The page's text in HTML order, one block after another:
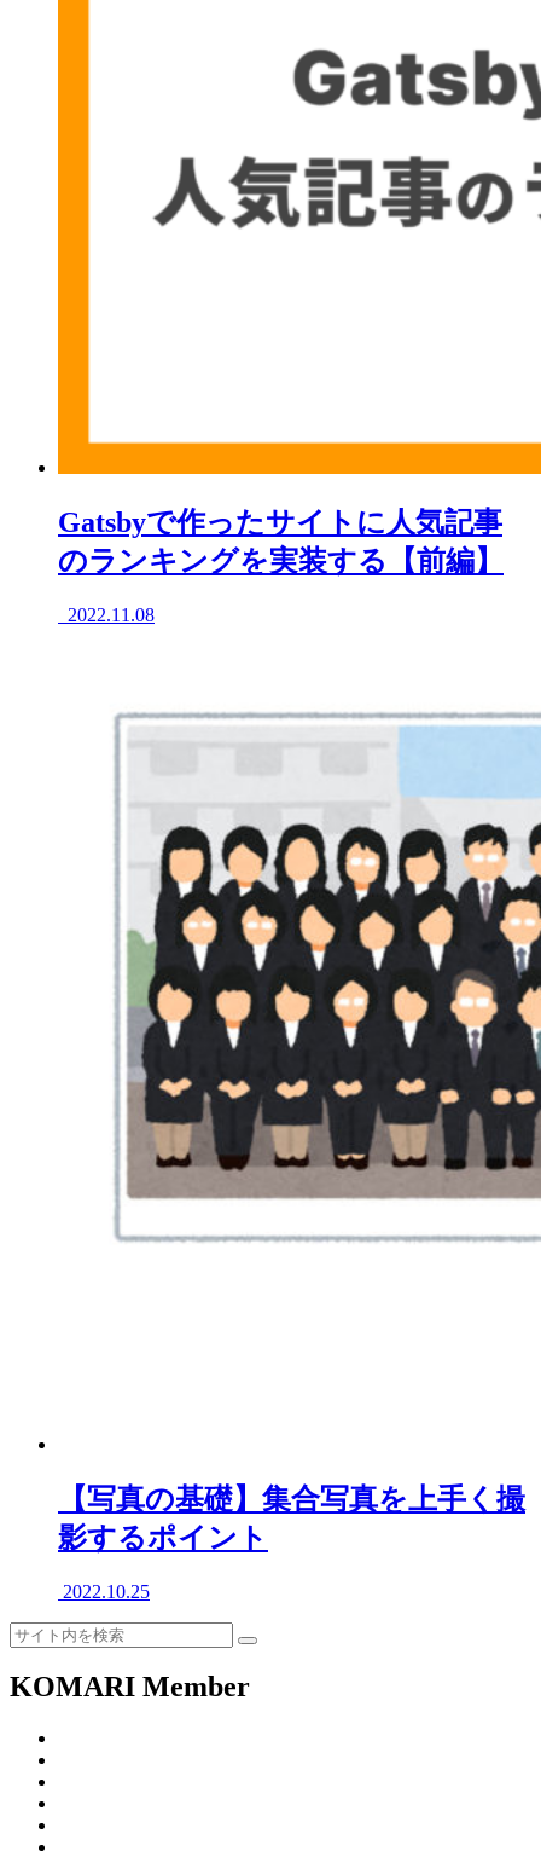
Gatsbyで作ったサイトに人気記事
のランキングを実装する【前編】
2022.11.08
【写真の基礎】集合写真を上手く撮
影するポイント
2022.10.25
KOMARI Member